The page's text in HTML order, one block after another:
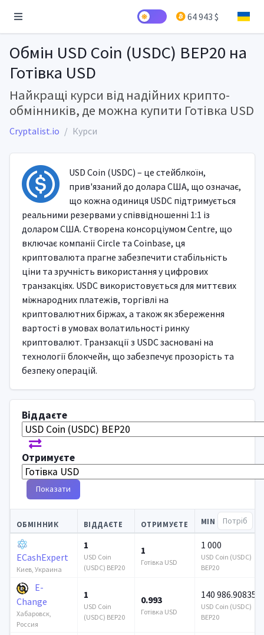
64 943 $
Обмін USD Coin (USDC) BEP20 на
Готівка USD
Найкращі курси від надійних крипто-
обмінників, де можна купити Готівка USD
Cryptalist.io Курси
USD Coin (USDC) – це стейблкоїн,
прив'язаний до долара США, що означає,
що кожна одиниця USDC підтримується
реальними резервами у співвідношенні 1:1 із
доларом США. Створена консорціумом Centre, що
включає компанії Circle та Coinbase, ця
криптовалюта прагне забезпечити стабільність
ціни та зручність використання у цифрових
транзакціях. USDC використовується для миттєвих
міжнародних платежів, торгівлі на
криптовалютних біржах, а також як збереження
вартості в умовах волатильності ринку
криптовалют. Транзакції з USDC засновані на
технології блокчейн, що забезпечує прозорість та
безпеку операцій.
Віддаєте
Отримуєте
Показати
ОБМІННИК ВІДДАЄТЕ ОТРИМУЄТЕ MIN
ECashExpert
Киев, Украина
1
USD Coin
(USDC) BEP20
1
Готівка USD
1 000
USD Coin (USDC)
BEP20
E-
Change
Хабаровск,
Россия
1
USD Coin
(USDC) BEP20
0.993
Готівка USD
140 986.908359
USD Coin (USDC)
BEP20